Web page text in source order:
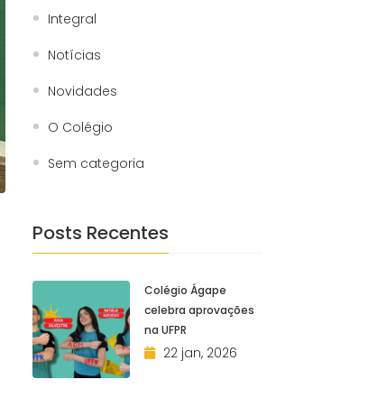
Integral
Notícias
Novidades
O Colégio
Sem categoria
Posts Recentes
Colégio Ágape
celebra aprovações
na UFPR
22 jan, 2026